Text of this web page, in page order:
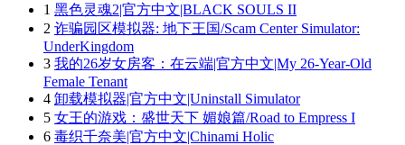
1 黑色灵魂2|官方中文|BLACK SOULS II
2 诈骗园区模拟器: 地下王国/Scam Center Simulator:
UnderKingdom
3 我的26岁女房客：在云端|官方中文|My 26-Year-Old
Female Tenant
4 卸载模拟器|官方中文|Uninstall Simulator
5 女王的游戏：盛世天下 媚娘篇/Road to Empress I
6 毒织千奈美|官方中文|Chinami Holic